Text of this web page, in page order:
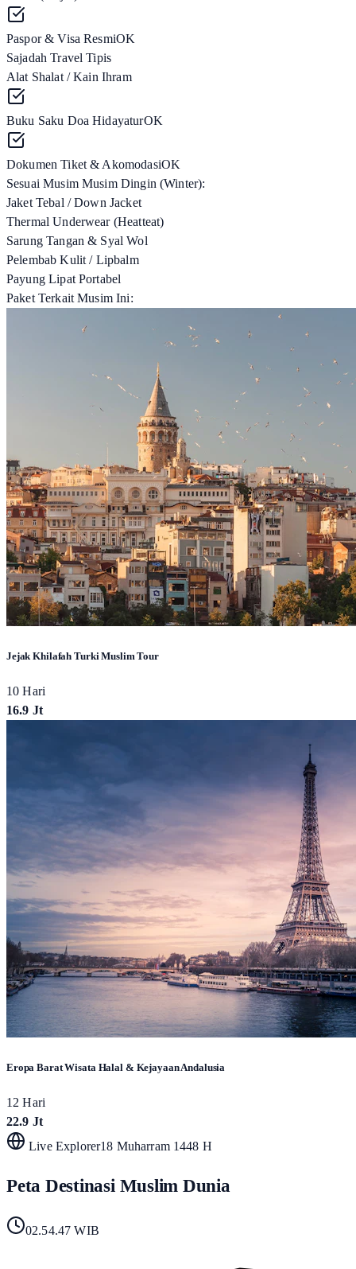
Paspor & Visa ResmiOK
Sajadah Travel Tipis
Alat Shalat / Kain Ihram
Buku Saku Doa HidayaturOK
Dokumen Tiket & AkomodasiOK
Sesuai MusimMusim Dingin (Winter):
Jaket Tebal / Down Jacket
Thermal Underwear (Heatteat)
Sarung Tangan & Syal Wol
Pelembab Kulit / Lipbalm
Payung Lipat Portabel
Paket Terkait Musim Ini:
Jejak Khilafah Turki Muslim Tour
10 Hari
16.9 Jt
Eropa Barat Wisata Halal & Kejayaan Andalusia
12 Hari
22.9 Jt
Live Explorer18 Muharram 1448 H
Peta Destinasi Muslim Dunia
02.54.49 WIB